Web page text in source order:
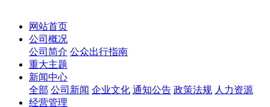
网站首页
公司概况
公司简介 公众出行指南
重大主题
新闻中心
全部 公司新闻 企业文化 通知公告 政策法规 人力资源
经营管理